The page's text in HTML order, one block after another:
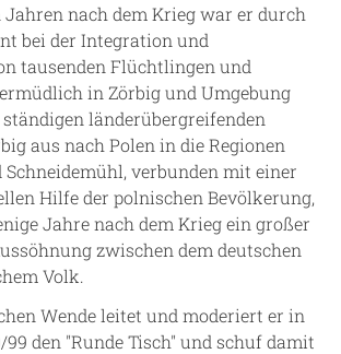
nach dem Krieg war er durch
bei der Integration und
tausenden Flüchtlingen und
in Zörbig und Umgebung
länderübergreifenden
aus nach Polen in die Regionen
verbunden mit einer
Hilfe der polnischen Bevölkerung,
Jahre nach dem Krieg ein großer
zwischen dem deutschen
Volk.
Wende leitet und moderiert er in
99 den "Runde Tisch" und schuf damit